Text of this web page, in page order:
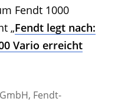
Fendt 1000
„Fendt legt nach:
Vario erreicht
Fendt-